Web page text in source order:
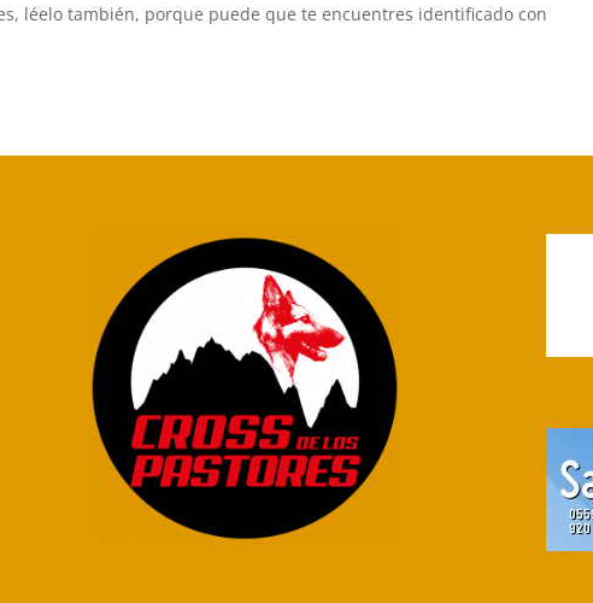
léelo también, porque puede que te encuentres identificado con